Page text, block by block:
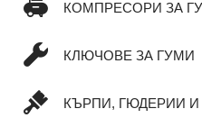
КОМПРЕСОРИ ЗА
КЛЮЧОВЕ ЗА ГУМИ
КЪРПИ, ГЮДЕРИИ И